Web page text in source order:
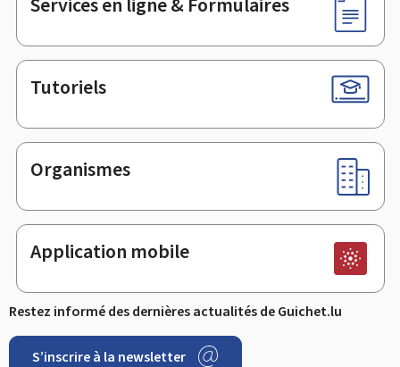
Tutoriels
Organismes
Application mobile
Restez informé des dernières actualités de Guichet.lu
S’inscrire à la newsletter